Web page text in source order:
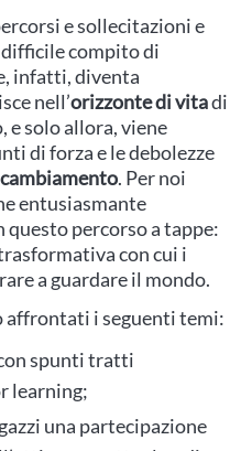
e sollecitazioni e
compito di
infatti, diventa
nell’orizzonte di vitadi
e solo allora, viene
di forza e le debolezze
. Per noi
entusiasmante
percorso a tappe:
con cui i
a guardare il mondo.
affrontati i seguenti temi:
spunti tratti
learning;
una partecipazione